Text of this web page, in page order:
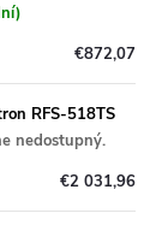
€872,07
RFS-518TS
nedostupný.
€2 031,96